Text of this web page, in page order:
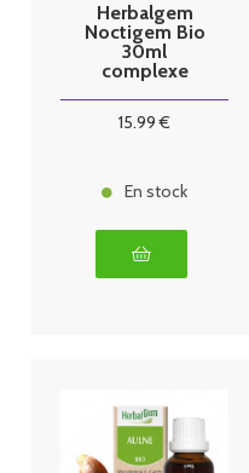
Herbalgem
Noctigem Bio
30ml
complexe
15.99 €
En stock